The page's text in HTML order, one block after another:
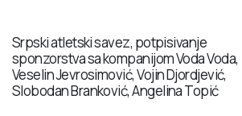
Srpski atletski savez, potpisivanje
sponzorstva sa kompanijom Voda Voda,
Veselin Jevrosimović, Vojin Djordjević,
Slobodan Branković, Angelina Topić